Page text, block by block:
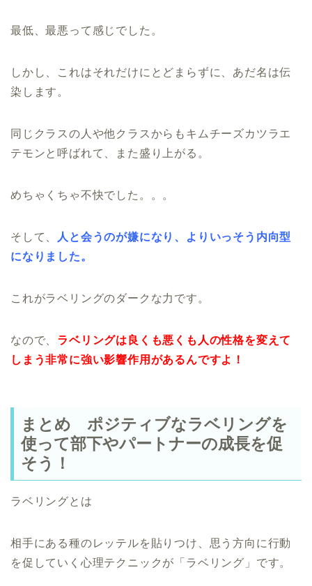
最低、最悪って感じでした。
しかし、これはそれだけにとどまらずに、あだ名は伝
染します。
同じクラスの人や他クラスからもキムチーズカツラエ
テモンと呼ばれて、また盛り上がる。
めちゃくちゃ不快でした。。。
そして、
人と会うのが嫌になり、よりいっそう内向型
になりました。
これがラベリングのダークな力です。
なので、 ラベリングは良くも悪くも人の性格を変えて
しまう非常に強い影響作用があるんですよ！
まとめ ポジティブなラベリングを
使って部下やパートナーの成長を促
そう！
ラベリングとは
相手にある種のレッテルを貼りつけ、思う方向に行動
を促していく心理テクニックが「ラベリング」です。